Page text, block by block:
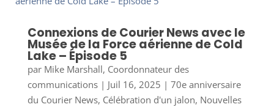
Connexions de Courier News avec le
Musée de la Force aérienne de Cold
Lake – Épisode 5
par Mike Marshall, Coordonnateur des
communications| Juil 16, 2025 | 70e anniversaire
du Courier News, Célébration d'un jalon, Nouvelles